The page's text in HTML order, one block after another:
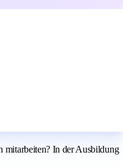
mitarbeiten? In der Ausbildung